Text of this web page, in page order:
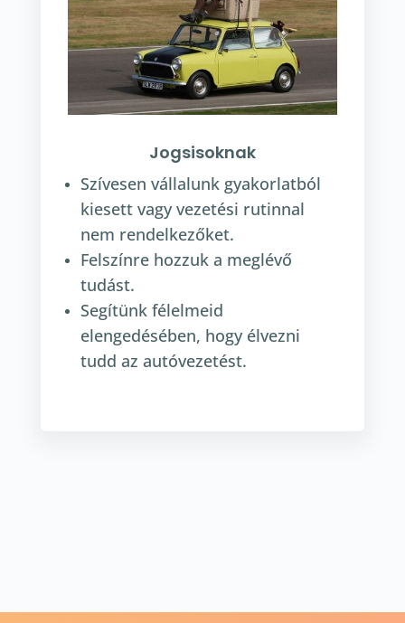
Jogsisoknak
Szívesen vállalunk gyakorlatból
kiesett vagy vezetési rutinnal
nem rendelkezőket.
Felszínre hozzuk a meglévő
tudást.
Segítünk félelmeid
elengedésében, hogy élvezni
tudd az autóvezetést.